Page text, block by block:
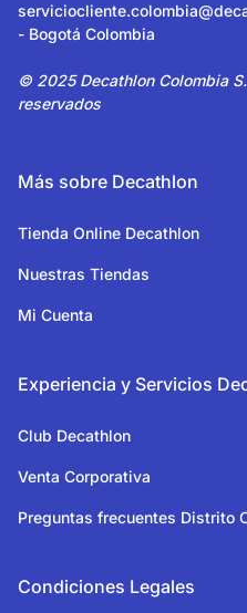
- Bogotá Colombia
© 2025 Decathlon Colombia
reservados
Más sobre Decathlon
Tienda Online Decathlon
Nuestras Tiendas
Mi Cuenta
Experiencia y Servicios
Club Decathlon
Venta Corporativa
Preguntas frecuentes Distrito
Condiciones Legales